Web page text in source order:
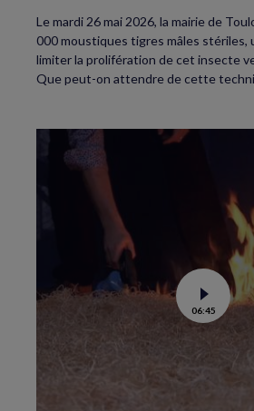
Le mardi 26 mai 2026, la mairie de
000 moustiques tigres mâles stériles,
limiter la prolifération de cet insecte
Que peut-on attendre de cette
Voir
la
vidéo
de
06:45